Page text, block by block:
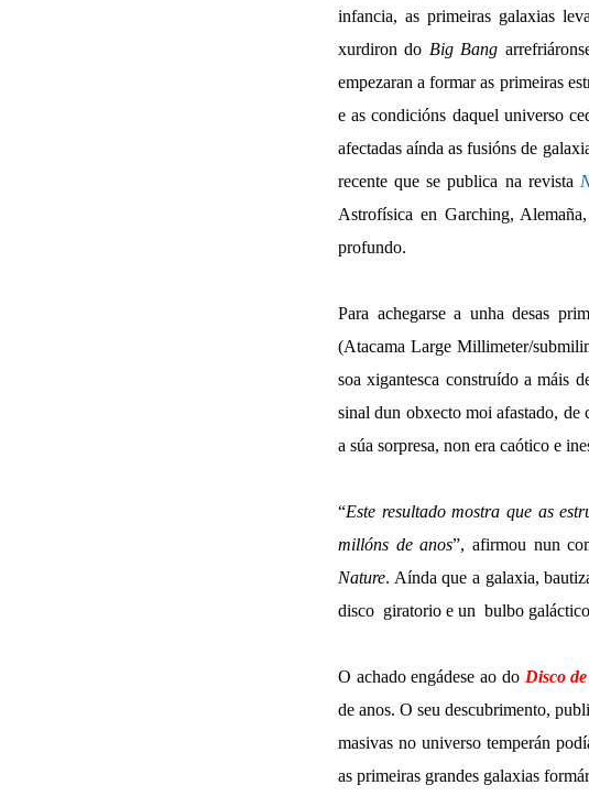
infancia, as primeiras galaxias
xurdiron do Big Bang
empezaran a formar as primeiras
e as condicións daquel universo
afectadas aínda as fusións de
recente que se publica na revista
Astrofísica en Garching,
profundo.
Para achegarse a unha desas
(Atacama Large Millimeter/
soa xigantesca construído a máis
sinal dun obxecto moi afastado, de
a súa sorpresa, non era caótico e
“Este resultado mostra que as
millóns de anos”, afirmou nun
Nature. Aínda que a galaxia,
disco giratorio e un bulbo
O achado engádese ao do Disco
de anos. O seu descubrimento,
masivas no universo temperán
as primeiras grandes galaxias